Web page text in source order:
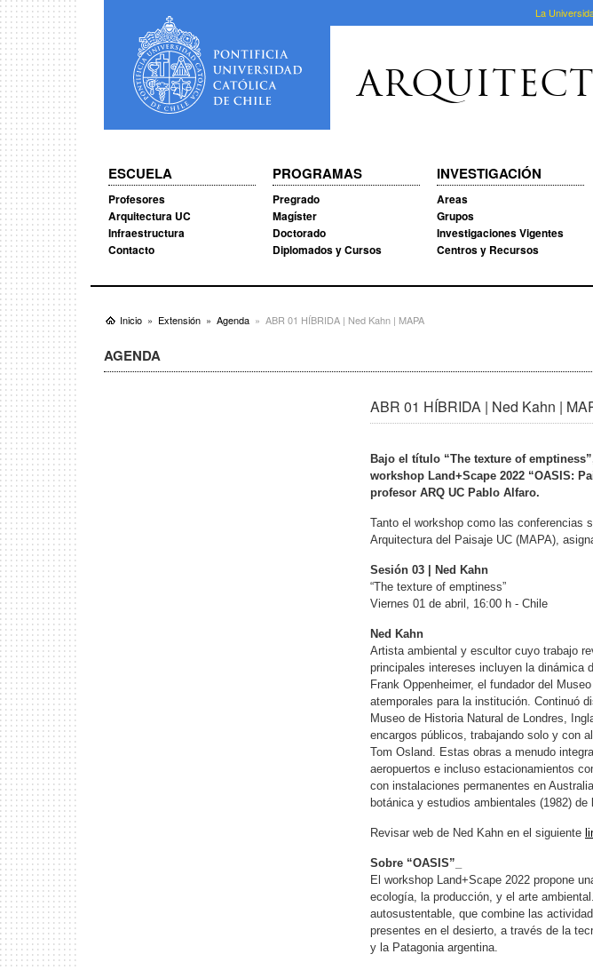
La
ESCUELA
Profesores
Arquitectura UC
Infraestructura
Contacto
PROGRAMAS
Pregrado
Magíster
Doctorado
Diplomados y Cursos
INVESTIGACIÓN
Areas
Grupos
Investigaciones Vigentes
Centros y Recursos
Inicio Extensión Agenda ABR 01 HÍBRIDA | Ned Kahn | MAPA
AGENDA
ABR 01 HÍBRIDA | Ned Kahn |
Bajo el título “The texture of
workshop Land+Scape 2022 “OASIS:
profesor ARQ UC Pablo Alfaro.
Tanto el workshop como las conferencias
Arquitectura del Paisaje UC (MAPA),
Sesión 03 | Ned Kahn
“The texture of emptiness”
Viernes 01 de abril, 16:00 h - Chile
Ned Kahn
Artista ambiental y escultor cuyo trabajo
principales intereses incluyen la dinámica
Frank Oppenheimer, el fundador del
atemporales para la institución. Continuó
Museo de Historia Natural de Londres,
encargos públicos, trabajando solo y con
Tom Osland. Estas obras a menudo
aeropuertos e incluso estacionamientos
con instalaciones permanentes en
botánica y estudios ambientales (1982)
Revisar web de Ned Kahn en el siguiente
Sobre “OASIS”_
El workshop Land+Scape 2022 propone
ecología, la producción, y el arte
autosustentable, que combine las
presentes en el desierto, a través de la
y la Patagonia argentina.